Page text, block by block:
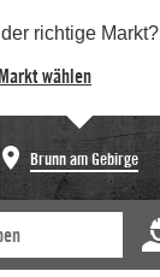
der richtige Markt?
wählen
Brunn am Gebirge